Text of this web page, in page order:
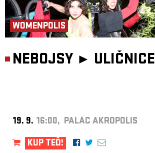
WOMENPOLIS
NEBOJSY ► ULIČNICE
19. 9. 16:00, PALÁC AKROPOLIS
KUP TEĎ!